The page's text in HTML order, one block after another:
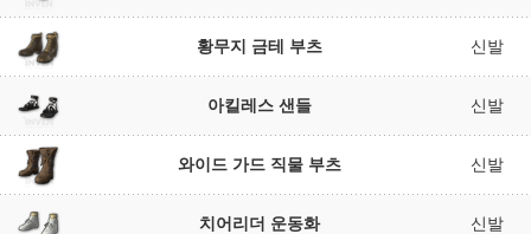
황무지 금테 부츠 신발
아킬레스 샌들 신발
와이드 가드 직물 부츠 신발
치어리더 운동화 신발